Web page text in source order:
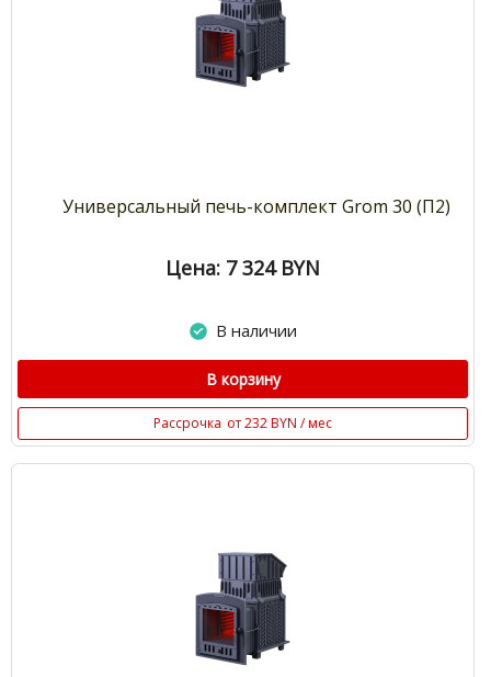
Универсальный печь-комплект Grom 30 (П2)
Цена: 7 324 BYN
В наличии
В корзину
Рассрочка от 232 BYN / мес